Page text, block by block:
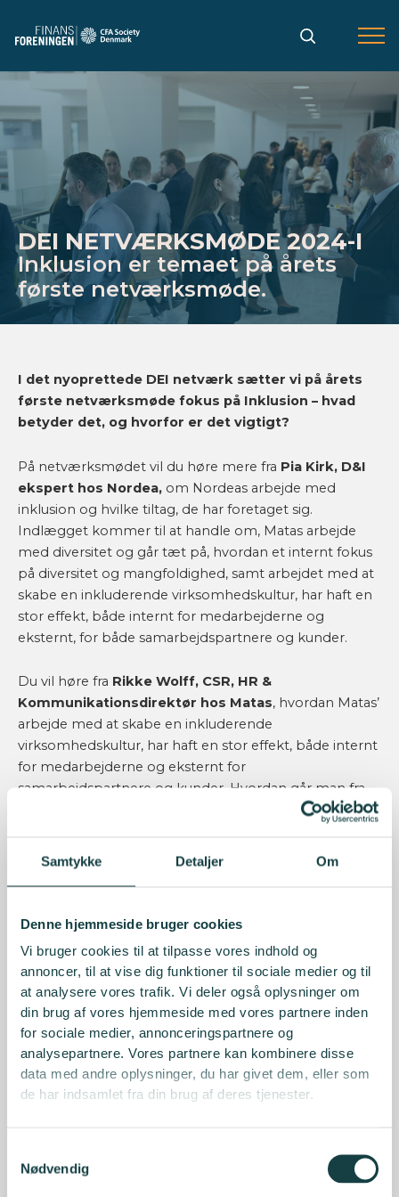
Samtykke Detaljer Om
Denne hjemmeside bruger cookies
Vi bruger cookies til at tilpasse vores indhold og
annoncer, til at vise dig funktioner til sociale medier og til
at analysere vores trafik. Vi deler også oplysninger om
din brug af vores hjemmeside med vores partnere inden
for sociale medier, annonceringspartnere og
analysepartnere. Vores partnere kan kombinere disse
data med andre oplysninger, du har givet dem, eller som
de har indsamlet fra din brug af deres tjenester.
Nødvendig
DEI NETVÆRKSMØDE 2024-I
Inklusion er temaet på årets
første netværksmøde.
I det nyoprettede DEI netværk sætter vi på årets
første netværksmøde fokus på Inklusion – hvad
betyder det, og hvorfor er det vigtigt?
På netværksmødet vil du høre mere fra Pia Kirk, D&I
ekspert hos Nordea, om Nordeas arbejde med
inklusion og hvilke tiltag, de har foretaget sig.
Indlægget kommer til at handle om, Matas arbejde
med diversitet og går tæt på, hvordan et internt fokus
på diversitet og mangfoldighed, samt arbejdet med at
skabe en inkluderende virksomhedskultur, har haft en
stor effekt, både internt for medarbejderne og
eksternt, for både samarbejdspartnere og kunder.
Du vil høre fra Rikke Wolff, CSR, HR &
Kommunikationsdirektør hos Matas, hvordan Matas’
arbejde med at skabe en inkluderende
virksomhedskultur, har haft en stor effekt, både internt
for medarbejderne og eksternt for
samarbejdspartnere og kunder. Hvordan går man fra
Sidst men ikke mindst vil Betina Dam Hansen, Chief
og give konkrete bud på veje at gå, baseret på deres
virksomheder. Som konsulenter oplever Implement,
at mange organisationer gerne vil sætte diversitet og
inklusion på den strategiske dagsorden. Der findes ikke
én simpel aktivitet, der kan løse dette ”wicked
problem”, og det kan være svært at vide, hvilke
initiativer, der reelt har en effekt. Hovedpointerne vil
kredse om at forstå, hvordan in- og eksklusion sker i
Efter indlæggende vil vi have en
netværksdebat med